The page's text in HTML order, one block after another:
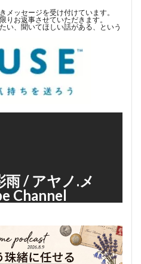
メッセージを受け付けています。
りお返事させていただきます。
い、聞いてほしい話がある、という
雨 / アヤノ.メ
Channel